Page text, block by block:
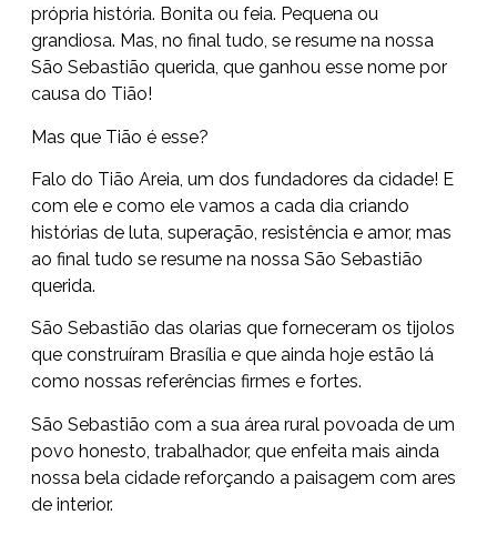
própria história. Bonita ou feia. Pequena ou
grandiosa. Mas, no final tudo, se resume na nossa
São Sebastião querida, que ganhou esse nome por
causa do Tião!
Mas que Tião é esse?
Falo do Tião Areia, um dos fundadores da cidade! E
com ele e como ele vamos a cada dia criando
histórias de luta, superação, resistência e amor, mas
ao final tudo se resume na nossa São Sebastião
querida.
São Sebastião das olarias que forneceram os tijolos
que construíram Brasília e que ainda hoje estão lá
como nossas referências firmes e fortes.
São Sebastião com a sua área rural povoada de um
povo honesto, trabalhador, que enfeita mais ainda
nossa bela cidade reforçando a paisagem com ares
de interior.